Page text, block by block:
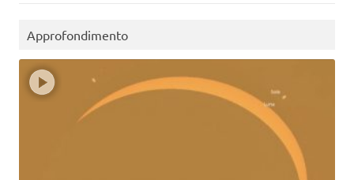
Approfondimento